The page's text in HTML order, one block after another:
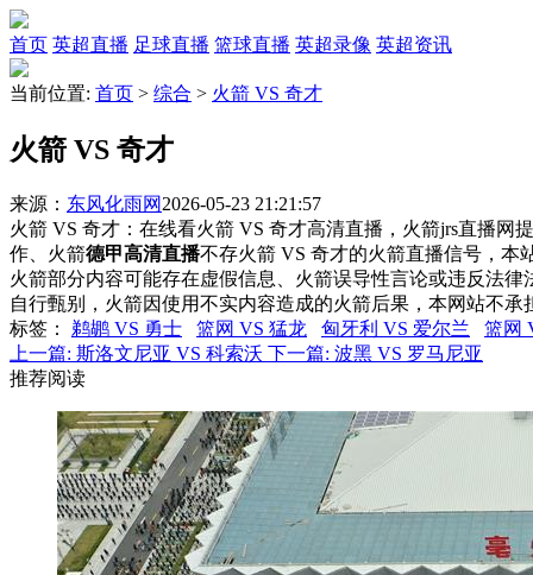
首页 英超直播 足球直播 篮球直播 英超录像 英超资讯
当前位置: 首页 > 综合 > 火箭 VS 奇才
火箭 VS 奇才
来源： 东风化雨网 2026-05-23 21:21:57
火箭 VS 奇才：在线看火箭 VS 奇才高清直播，火箭jrs直播网
作、火箭德甲高清直播不存火箭 VS 奇才的火箭直播信号，本
火箭部分内容可能存在虚假信息、火箭误导性言论或违反法律
自行甄别，火箭因使用不实内容造成的火箭后果，本网站不承
标签 ： 鹈鹕 VS 勇士 篮网 VS 猛龙 匈牙利 VS 爱尔兰
篮网
上一篇: 斯洛文尼亚 VS 科索沃 下一篇: 波黑 VS 罗马尼亚
推荐阅读